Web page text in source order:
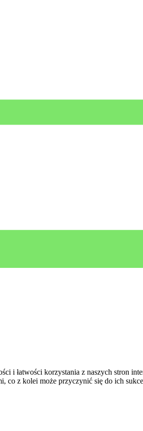
i łatwości korzystania z​ naszych ‍stron
‌co z kolei może​ przyczynić​ się do ich